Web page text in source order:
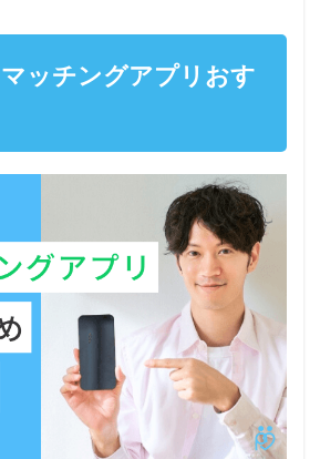
マッチングアプリおす